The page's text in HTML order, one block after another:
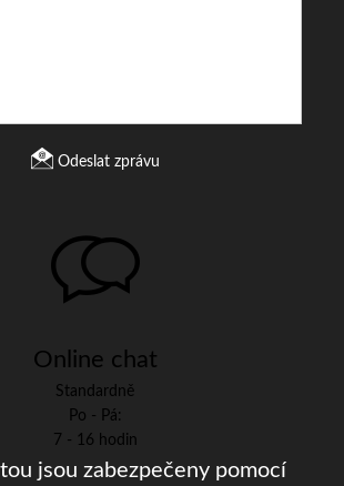
Odeslat zprávu
Online chat
Standardně
Po - Pá:
7 - 16 hodin
jsou zabezpečeny pomocí